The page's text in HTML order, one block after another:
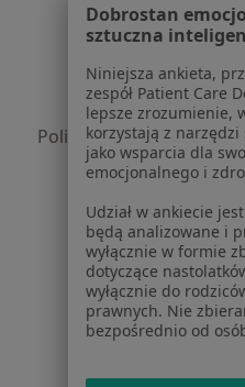
Polityka
Polityka
Polityka prywatności
dane
Polityka
Jak działają
O
Praca
Dobrostan
sztuczna
Niniejsza ankieta,
zespół Patient Care
lepsze zrozumienie,
korzystają z
jako wsparcia dla
emocjonalnego i
Udział w ankiecie
będą analizowane i
wyłącznie w formie
dotyczące
wyłącznie do
prawnych. Nie
bezpośrednio od